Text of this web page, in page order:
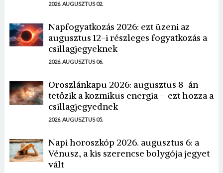
2026. AUGUSZTUS 02.
Napfogyatkozás 2026: ezt üzeni az
augusztus 12-i részleges fogyatkozás a
csillagjegyeknek
2026. AUGUSZTUS 06.
Oroszlánkapu 2026: augusztus 8-án
tetőzik a kozmikus energia – ezt hozza a
csillagjegyednek
2026. AUGUSZTUS 05.
Napi horoszkóp 2026. augusztus 6: a
Vénusz, a kis szerencse bolygója jegyet
vált